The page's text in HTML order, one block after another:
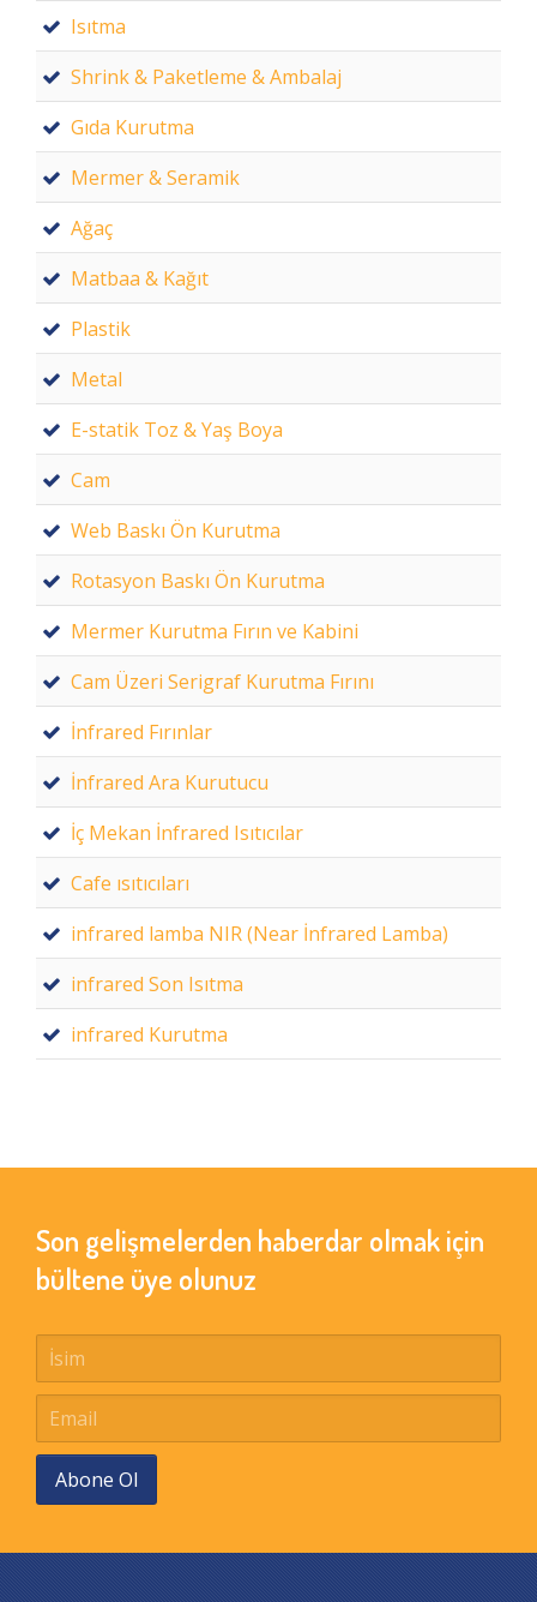
Isıtma
Shrink & Paketleme & Ambalaj
Gıda Kurutma
Mermer & Seramik
Ağaç
Matbaa & Kağıt
Plastik
Metal
E-statik Toz & Yaş Boya
Cam
Web Baskı Ön Kurutma
Rotasyon Baskı Ön Kurutma
Mermer Kurutma Fırın ve Kabini
Cam Üzeri Serigraf Kurutma Fırını
İnfrared Fırınlar
İnfrared Ara Kurutucu
İç Mekan İnfrared Isıtıcılar
Cafe ısıtıcıları
infrared lamba NIR (Near İnfrared Lamba)
infrared Son Isıtma
infrared Kurutma
Son gelişmelerden haberdar olmak için
bültene üye olunuz
Abone Ol